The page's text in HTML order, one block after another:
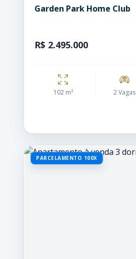
Garden Park Home Club
R$ 2.495.000
102 m² 2 Vagas
PARCELAMENTO 100X